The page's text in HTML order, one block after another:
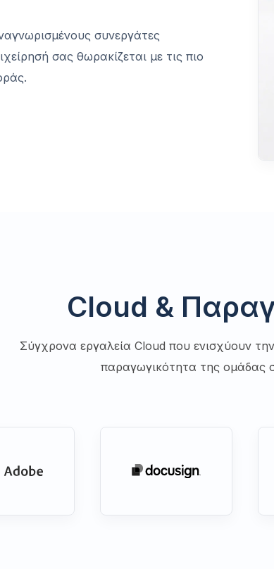
συνεργάτες
σας θωρακίζεται με τις πιο
Cloud &
Σύγχρονα εργαλεία Cloud που ενισχύουν
παραγωγικότητα της ομάδας